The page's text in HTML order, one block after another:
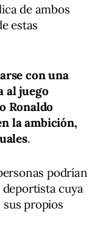
de ambos
estas
con una
al juego
Ronaldo
la ambición,
.
podrían
cuya
propios